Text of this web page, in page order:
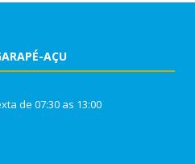
AÇU
de 07:30 as 13:00